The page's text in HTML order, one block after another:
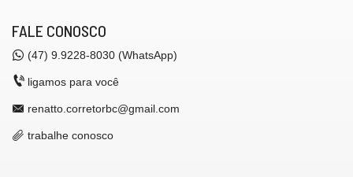
FALE CONOSCO
(47) 9.9228-8030 (WhatsApp)
ligamos para você
renatto.corretorbc@gmail.com
trabalhe conosco